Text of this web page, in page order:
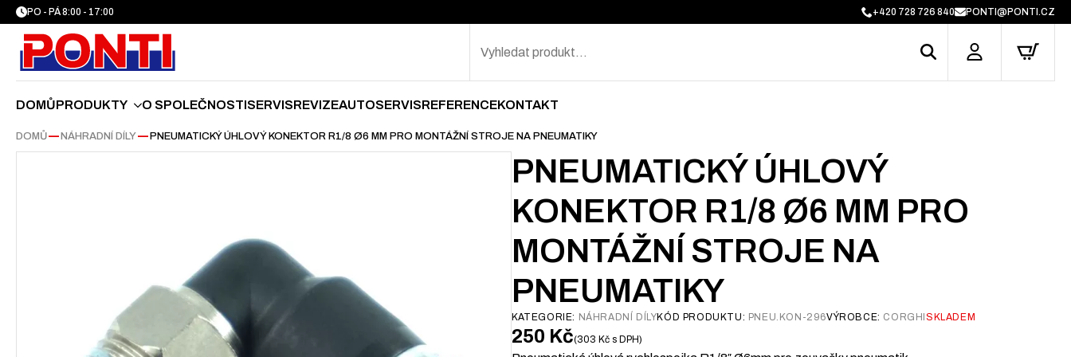
PO - PÁ 8:00 - 17:00 +420 728 726 840 PONTI@PONTI.CZ
DOMŮPRODUKTY O SPOLEČNOSTISERVISREVIZEAUTOSERVISREFERENCEKONTAKT
DOMŮ—NÁHRADNÍ DÍLY—PNEUMATICKÝ ÚHLOVÝ KONEKTOR R1/8 Ø6 MM PRO MONTÁŽNÍ STROJE NA PNEUMATIKY
PNEUMATICKÝ ÚHLOVÝ
KONEKTOR R1/8 Ø6 MM PRO
MONTÁŽNÍ STROJE NA
PNEUMATIKY
KATEGORIE: NÁHRADNÍ DÍLYKÓD PRODUKTU: PNEU.KON-296VÝROBCE: CORGHI SKLADEM
250 Kč 303 Kč s DPH